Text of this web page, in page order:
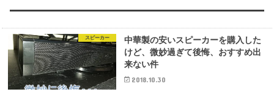
スピーカー
中華製の安いスピーカーを購入した
けど、微妙過ぎて後悔、おすすめ出
来ない件
2018.10.30